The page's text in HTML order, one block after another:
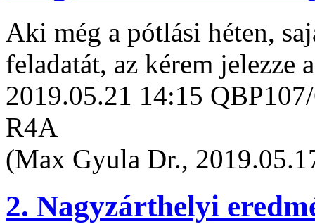
Aki még a pótlási héten,
feladatát, az kérem jelezze
2019.05.21 14:15
R4A
(Max Gyula Dr.,
2. Nagyzárthelyi